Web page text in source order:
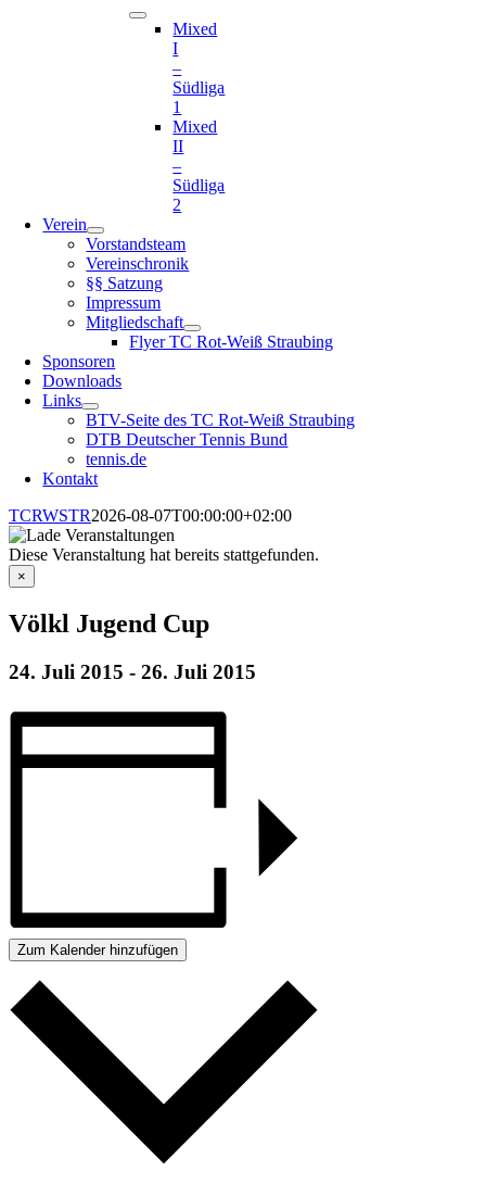
Mixed
I
–
Südliga
1
Mixed
II
–
Südliga
2
Verein
Vorstandsteam
Vereinschronik
§§ Satzung
Impressum
Mitgliedschaft
Flyer TC Rot-Weiß Straubing
Sponsoren
Downloads
Links
BTV-Seite des TC Rot-Weiß Straubing
DTB Deutscher Tennis Bund
tennis.de
Kontakt
TCRWSTR2026-08-07T00:00:00+02:00
Diese Veranstaltung hat bereits stattgefunden.
×
Völkl Jugend Cup
24. Juli 2015 - 26. Juli 2015
Zum Kalender hinzufügen